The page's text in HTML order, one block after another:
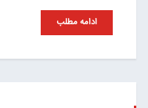
ادامه مطلب